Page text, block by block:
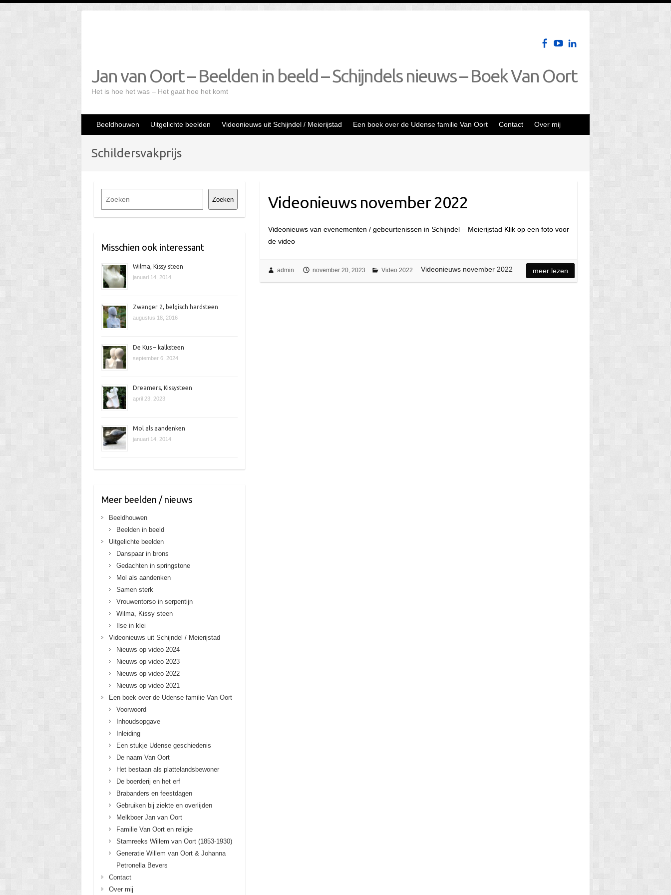
Jan van Oort – Beelden in beeld – Schijndels nieuws – Boek Van Oort
Het is hoe het was – Het gaat hoe het komt
Beeldhouwen Uitgelichte beelden Videonieuws uit Schijndel / Meierijstad Een boek over de Udense familie Van Oort Contact Over mij
Schildersvakprijs
Videonieuws november 2022
Videonieuws van evenementen / gebeurtenissen in Schijndel – Meierijstad Klik op een foto voor
de video
admin november 20, 2023 Video 2022 Videonieuws november 2022 meer lezen
e
Zoeken
Misschien ook interessant
Wilma, Kissy steen
januari 14, 2014
Zwanger 2, belgisch hardsteen
augustus 18, 2016
De Kus – kalksteen
september 6, 2024
Dreamers, Kissysteen
april 23, 2023
Mol als aandenken
januari 14, 2014
Meer beelden / nieuws
Beeldhouwen
Beelden in beeld
Uitgelichte beelden
Danspaar in brons
Gedachten in springstone
Mol als aandenken
Samen sterk
Vrouwentorso in serpentijn
Wilma, Kissy steen
Ilse in klei
Videonieuws uit Schijndel / Meierijstad
Nieuws op video 2024
Nieuws op video 2023
Nieuws op video 2022
Nieuws op video 2021
Een boek over de Udense familie Van Oort
Voorwoord
Inhoudsopgave
Inleiding
Een stukje Udense geschiedenis
De naam Van Oort
Het bestaan als plattelandsbewoner
De boerderij en het erf
Brabanders en feestdagen
Gebruiken bij ziekte en overlijden
Melkboer Jan van Oort
Familie Van Oort en religie
Stamreeks Willem van Oort (1853-1930)
Generatie Willem van Oort & Johanna
Petronella Bevers
Contact
Over mij